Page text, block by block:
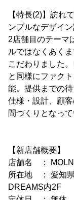
【特長(2)】訪れ
ンプルなデザイ
2店舗目のテーマ
ルではなくあく
こだわりました
と同様にファク
能。提供までの
仕様・設計、顧
間づくりとなって
【新店舗概要】
店舗名 ：
所在地 ： 愛知
DREAMS内2F